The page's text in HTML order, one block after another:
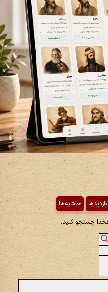
حاشیه‌ها
جستجو کنید.